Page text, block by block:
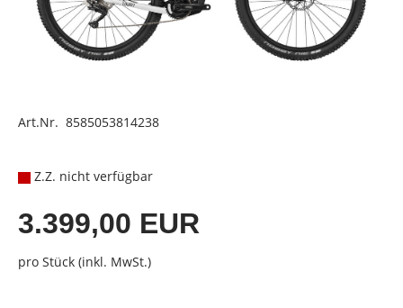
Art.Nr. 8585053814238
Z.Z. nicht verfügbar
3.399,00 EUR
pro Stück (inkl. MwSt.)